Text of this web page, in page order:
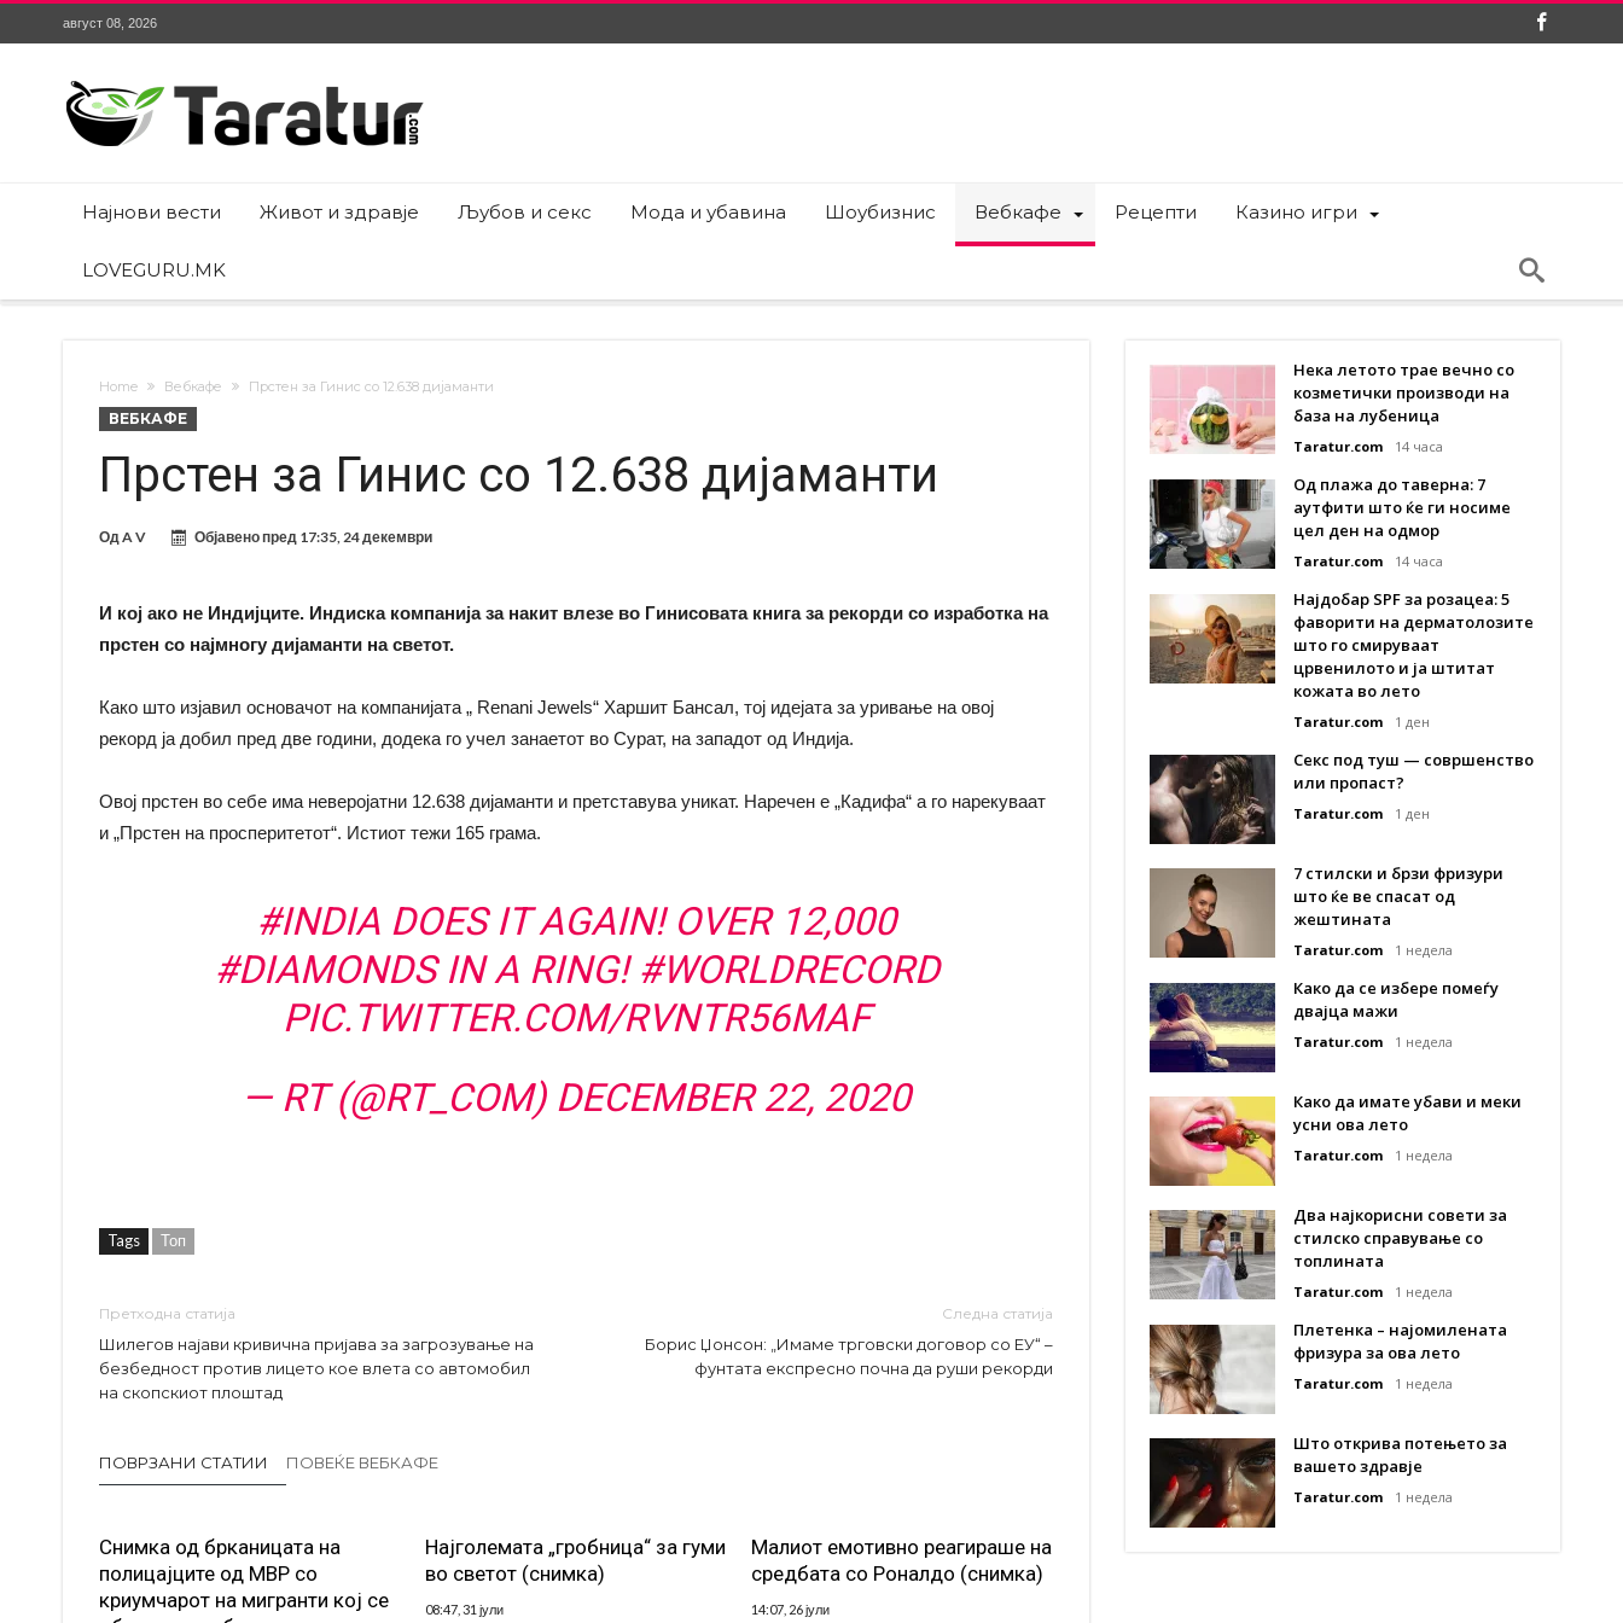
август 08, 2026
Најнови вести Живот и здравје Љубов и секс Мода и убавина Шоубизнис Вебкафе Рецепти Казино игри
LOVEGURU.MK
Home Вебкафе Прстен за Гинис со 12.638 дијаманти
ВЕБКАФЕ
Прстен за Гинис со 12.638 дијаманти
ОдA V Објавено пред 17:35, 24 декември
И кој ако не Индијците. Индиска компанија за накит влезе во Гинисовата книга за рекорди со изработка на
прстен со најмногу дијаманти на светот.
Како што изјавил основачот на компанијата „ Renani Jewels“ Харшит Бансал, тој идејата за уривање на овој
рекорд ја добил пред две години, додека го учел занаетот во Сурат, на западот од Индија.
Овој прстен во себе има неверојатни 12.638 дијаманти и претставува уникат. Наречен е „Кадифа“ а го нарекуваат
и „Прстен на просперитетот“. Истиот тежи 165 грама.
#INDIA DOES IT AGAIN! OVER 12,000
#DIAMONDSIN A RING!#WORLDRECORD
PIC.TWITTER.COM/RVNTR56MAF
— RT (@RT_COM) DECEMBER 22, 2020
Tags Топ
Претходна статија
Шилегов најави кривична пријава за загрозување на
безбедност против лицето кое влета со автомобил
на скопскиот плоштад
Следна статија
Борис Џонсон: „Имаме трговски договор со ЕУ“ –
фунтата експресно почна да руши рекорди
ПОВРЗАНИ СТАТИИ ПОВЕЌЕ ВЕБКАФЕ
Снимка од брканицата на
полицајците од МВР со
криумчарот на мигранти кој се
Најголемата „гробница“ за гуми
во светот (снимка)
08:47, 31 јули
Малиот емотивно реагираше на
средбата со Роналдо (снимка)
14:07, 26 јули
Нека летото трае вечно со
козметички производи на
база на лубеница
Taratur.com 14 часа
Од плажа до таверна: 7
аутфити што ќе ги носиме
цел ден на одмор
Taratur.com 14 часа
Најдобар SPF за розацеа: 5
фаворити на дерматолозите
што го смируваат
црвенилото и ја штитат
кожата во лето
Taratur.com 1 ден
Секс под туш — совршенство
или пропаст?
Taratur.com 1 ден
7 стилски и брзи фризури
што ќе ве спасат од
жештината
Taratur.com 1 недела
Како да се избере помеѓу
двајца мажи
Taratur.com 1 недела
Како да имате убави и меки
усни ова лето
Taratur.com 1 недела
Два најкорисни совети за
стилско справување со
топлината
Taratur.com 1 недела
Плетенка – најомилената
фризура за ова лето
Taratur.com 1 недела
Што открива потењето за
вашето здравје
Taratur.com 1 недела